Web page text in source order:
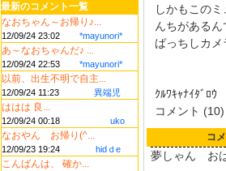
最新のコメント一覧
なおちゃん～お帰り♪...
12/09/24 23:02 *mayunori*
あ～なおちゃんだ♪ ...
12/09/24 22:53 *mayunori*
以前、出生不明で自主...
12/09/24 11:23 異端児
ははは 良...
12/09/24 00:18 uko
なおやん お帰り(^...
12/09/23 19:24 hidｄe
こんばんは、 確か...
しかもこの
んちがある
ばっちしカ
ｸﾙﾜｷｬﾅｲﾀﾞﾛ
コメント (10)
コ
夢しゃん お